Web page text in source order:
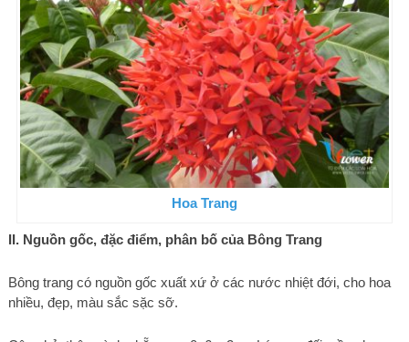
Hoa Trang
II. Nguồn gốc, đặc điểm, phân bố của Bông Trang
Bông trang có nguồn gốc xuất xứ ở các nước nhiệt đới, cho hoa
nhiều, đẹp, màu sắc sặc sỡ.